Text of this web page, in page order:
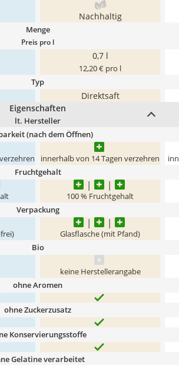
Nachhaltig
Menge
Preis pro l
0,7 l
12,20 € pro l
Typ
Direktsaft
Eigenschaften
lt. Hersteller
(nach dem Öffnen)
innerhalb von 14 Tagen verzehren
Fruchtgehalt
100 % Fruchtgehalt
Verpackung
Glasflasche (mit Pfand)
Bio
keine Herstellerangabe
ohne Aromen
ohne Zuckerzusatz
Konservierungsstoffe
Gelatine verarbeitet